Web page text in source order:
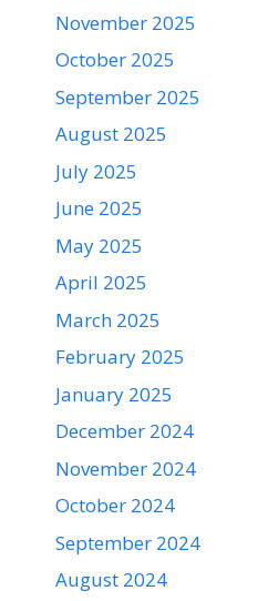
November 2025
October 2025
September 2025
August 2025
July 2025
June 2025
May 2025
April 2025
March 2025
February 2025
January 2025
December 2024
November 2024
October 2024
September 2024
August 2024